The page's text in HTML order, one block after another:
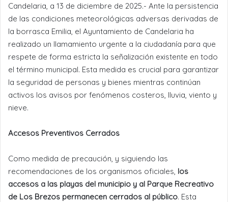
Candelaria, a 13 de diciembre de 2025.- Ante la persistencia
de las condiciones meteorológicas adversas derivadas de
la borrasca Emilia, el Ayuntamiento de Candelaria ha
realizado un llamamiento urgente a la ciudadanía para que
respete de forma estricta la señalización existente en todo
el término municipal. Esta medida es crucial para garantizar
la seguridad de personas y bienes mientras continúan
activos los avisos por fenómenos costeros, lluvia, viento y
nieve.
Accesos Preventivos Cerrados
Como medida de precaución, y siguiendo las
recomendaciones de los organismos oficiales, los
accesos a las playas del municipio y al Parque Recreativo
de Los Brezos permanecen cerrados al público. Esta